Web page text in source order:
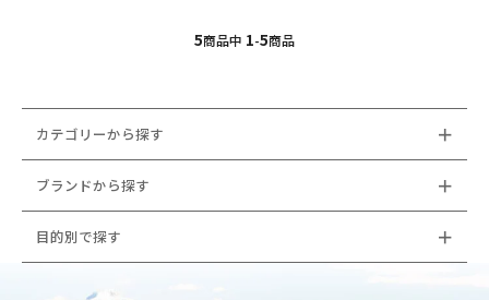
5商品中 1-5商品
カテゴリーから探す
ブランドから探す
目的別で探す